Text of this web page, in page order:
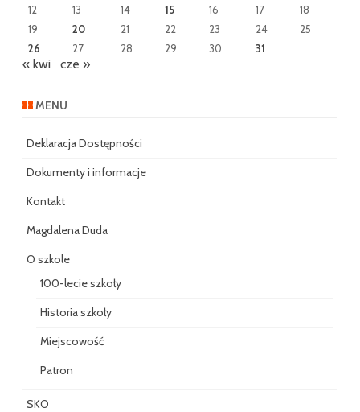
12
13 14 15 16 17
18
19
20 21 22 23 24
25
26
27 28 29 30 31
« kwi cze »
MENU
Deklaracja Dostępności
Dokumenty i informacje
Kontakt
Magdalena Duda
O szkole
100-lecie szkoły
Historia szkoły
Miejscowość
Patron
SKO